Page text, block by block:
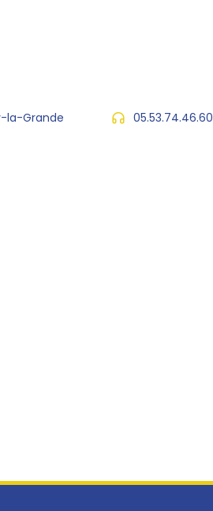
la-Grande 05.53.74.46.60